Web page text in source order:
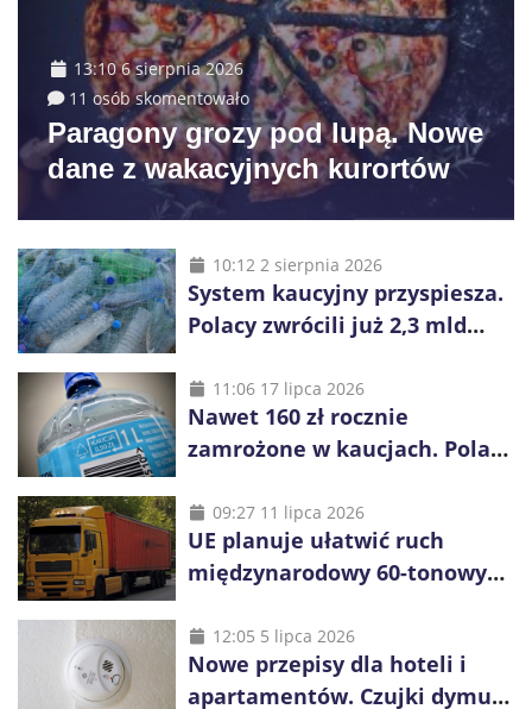
13:10 6 sierpnia 2026
11 osób skomentowało
Paragony grozy pod lupą. Nowe
dane z wakacyjnych kurortów
10:12 2 sierpnia 2026
System kaucyjny przyspiesza.
Polacy zwrócili już 2,3 mld
11:06 17 lipca 2026
Nawet 160 zł rocznie
zamrożone w kaucjach. Polacy
vouchery
09:27 11 lipca 2026
UE planuje ułatwić ruch
międzynarodowy 60-tonowych
konkurencji
12:05 5 lipca 2026
Nowe przepisy dla hoteli i
apartamentów. Czujki dymu